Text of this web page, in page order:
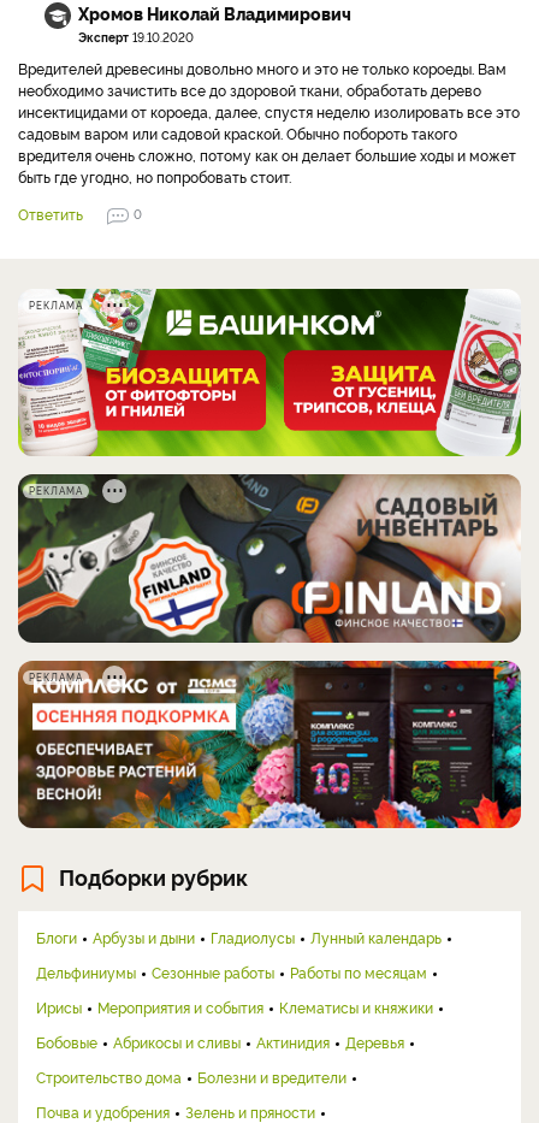
Хромов Николай Владимирович
Эксперт 19.10.2020
Вредителей древесины довольно много и это не только короеды. Вам
необходимо зачистить все до здоровой ткани, обработать дерево
инсектицидами от короеда, далее, спустя неделю изолировать все это
садовым варом или садовой краской. Обычно побороть такого
вредителя очень сложно, потому как он делает большие ходы и может
быть где угодно, но попробовать стоит.
Ответить
0
РЕКЛАМА
РЕКЛАМА
РЕКЛАМА
Подборки рубрик
Блоги Арбузы и дыни Гладиолусы
Лунный календарь
Дельфиниумы
Сезонные работы
Работы по месяцам
Ирисы
Мероприятия и события
Клематисы и княжики
Бобовые
Абрикосы и сливы Актинидия
Деревья
Строительство дома
Болезни и вредители
Почва и удобрения
Зелень и пряности